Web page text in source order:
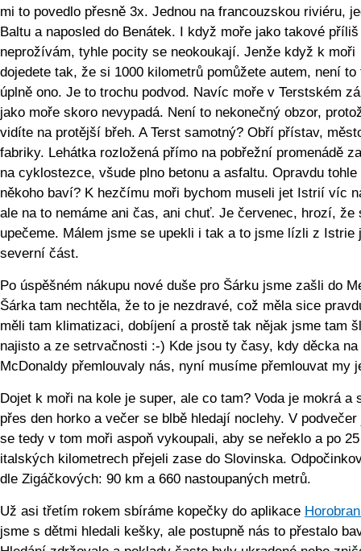
mi to povedlo přesně 3x. Jednou na francouzskou riviéru,
Baltu a naposled do Benátek. I když moře jako takové příliš
neprožívám, tyhle pocity se neokoukají. Jenže když k moři
dojedete tak, že si 1000 kilometrů pomůžete autem, není to
úplně ono. Je to trochu podvod. Navíc moře v Terstském
jako moře skoro nevypadá. Není to nekonečný obzor,
vidíte na protější břeh. A Terst samotný? Obří přístav,
fabriky. Lehátka rozložená přímo na pobřežní promenádě
na cyklostezce, všude plno betonu a asfaltu. Opravdu tohle
někoho baví? K hezčímu moři bychom museli jet Istrií víc
ale na to nemáme ani čas, ani chuť. Je červenec, hrozí, že
upečeme. Málem jsme se upekli i tak a to jsme lízli z Istrie
severní část.
Po úspěšném nákupu nové duše pro Šárku jsme zašli do
Šárka tam nechtěla, že to je nezdravé, což měla sice
měli tam klimatizaci, dobíjení a prostě tak nějak jsme tam
najisto a ze setrvačnosti :-) Kde jsou ty časy, kdy děcka na
McDonaldy přemlouvaly nás, nyní musíme přemlouvat my
Dojet k moři na kole je super, ale co tam? Voda je mokrá a
přes den horko a večer se blbě hledají noclehy. V podvečer
se tedy v tom moři aspoň vykoupali, aby se neřeklo a po 25
italských kilometrech přejeli zase do Slovinska.
dle Zigáčkových: 90 km a 660 nastoupaných metrů.
Už asi třetím rokem sbíráme kopečky do aplikace
jsme s dětmi hledali kešky, ale postupně nás to přestalo